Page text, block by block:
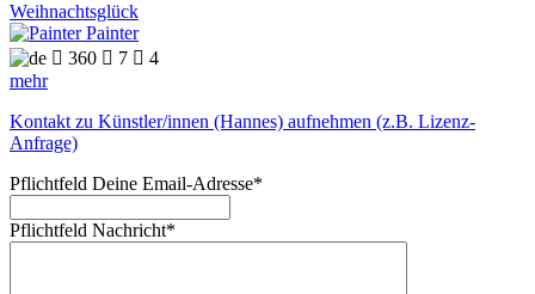
Weihnachtsglück
Painter
 360  7  4
mehr
Kontakt zu Künstler/innen (Hannes) aufnehmen (z.B. Lizenz-
Anfrage)
Pflichtfeld Deine Email-Adresse*
Pflichtfeld Nachricht*